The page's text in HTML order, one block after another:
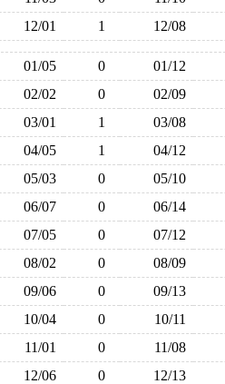
12/01 1 12/08
01/05 0
01/12
02/02 0
02/09
03/01 1
03/08
04/05 1
04/12
05/03 0
05/10
06/07 0
06/14
07/05 0
07/12
08/02 0
08/09
09/06 0
09/13
10/04 0
10/11
11/01 0
11/08
12/06 0 12/13